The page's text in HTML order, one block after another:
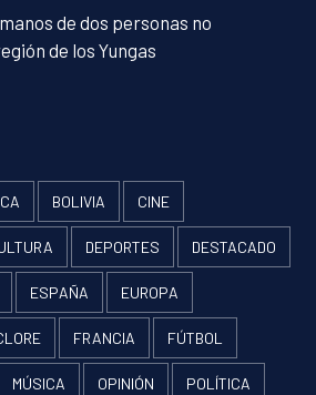
de dos personas no
de los Yungas
BOLIVIA CINE
DEPORTES DESTACADO
ESPAÑA EUROPA
FRANCIA FÚTBOL
MÚSICA OPINIÓN POLÍTICA